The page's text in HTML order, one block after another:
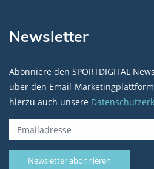
Newsletter
Abonniere den SPORTDIGITAL
über den Email-
hierzu auch unsere